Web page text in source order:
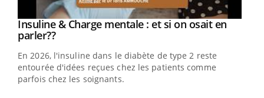
Youtube
Insuline & Charge mentale : et si on osait en
parler??Youtube
En 2026, l'insuline dans le diabète de type 2 reste
entourée d'idées reçues chez les patients comme
parfois chez les soignants.